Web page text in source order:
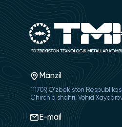
Manzil
111709, O‘zbekiston
Chirchiq shahri, Vohid
E-mail